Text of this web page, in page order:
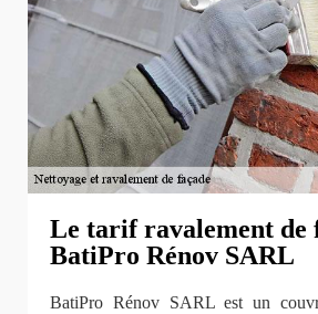
Le tarif ravalement de
BatiPro Rénov SARL
BatiPro Rénov SARL est un